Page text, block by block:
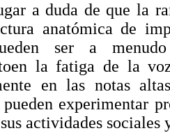
a duda de que la
anatómica de
ser a
la fatiga de la
en las notas
experimentar
actividades sociales